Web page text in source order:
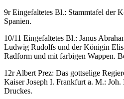
9r Eingefaltetes Bl.: Stammtafel der
Spanien.
10/11 Eingefaltetes Bl.: Janus
Ludwig Rudolfs und der Königin
Radform und mit farbigen Wappen.
12rAlbert Prez: Das gottselige
Kaiser Joseph I. Frankfurt a. M.: Joh.
Druckes.